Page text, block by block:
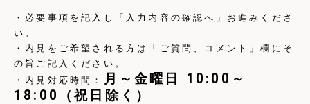
・必要事項を記入し「入力内容の確認へ」お進みくださ
い。
・内見をご希望される方は「ご質問、コメント」欄にそ
の旨ご記入ください。
・内見対応時間：
月～金曜日 10:00～
18:00（祝日除く）